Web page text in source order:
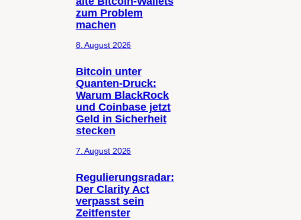
zum Problem
machen
8. August 2026
Bitcoin unter
Quanten-Druck:
Warum BlackRock
und Coinbase jetzt
Geld in Sicherheit
stecken
7. August 2026
Regulierungsradar:
Der Clarity Act
verpasst sein
Zeitfenster